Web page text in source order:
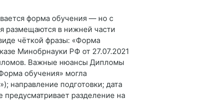
форма обучения — но с
размещаются в нижней части
чёткой фразы: «Форма
Минобрнауки РФ от 27.07.2021
Важные нюансы Дипломы
обучения» могла
направление подготовки; дата
разделение на